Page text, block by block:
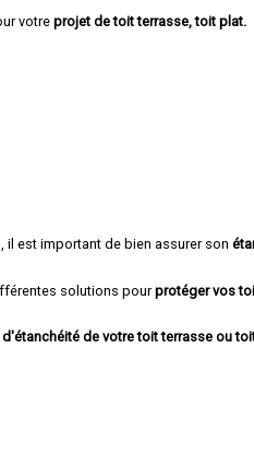
votre projet de toit terrasse, toit plat.
il est important de bien assurer son
solutions pourprotéger vos
de votre toit terrasse ou